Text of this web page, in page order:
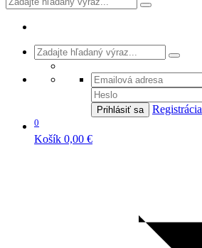
Prihlásiť sa Registrácia
0
Košík 0,00 €